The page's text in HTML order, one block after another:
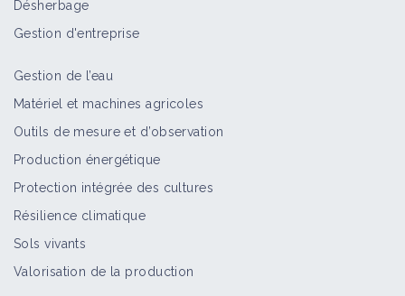
Désherbage
Gestion d'entreprise
Gestion de l’eau
Matériel et machines agricoles
Outils de mesure et d’observation
Production énergétique
Protection intégrée des cultures
Résilience climatique
Sols vivants
Valorisation de la production